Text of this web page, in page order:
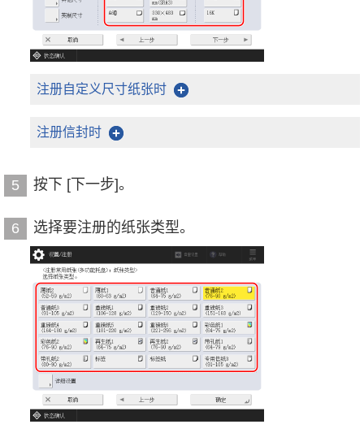
注册自定义尺寸纸张时
注册信封时
5 按下 [下一步]。
6 选择要注册的纸张类型。